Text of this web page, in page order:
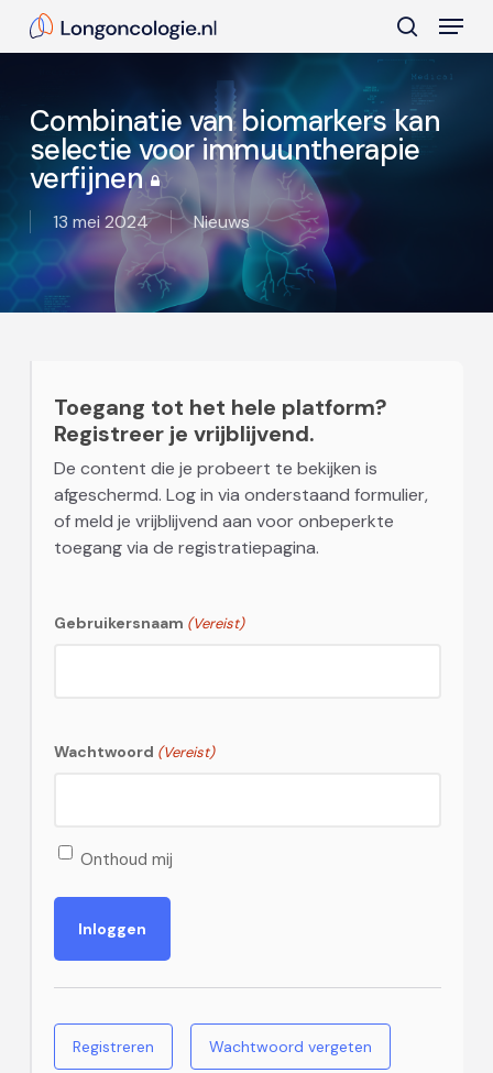
search
Menu
Combinatie van biomarkers kan
selectie voor immuuntherapie
verfijnen
13 mei 2024 Nieuws
Toegang tot het hele platform?
Registreer je vrijblijvend.
De content die je probeert te bekijken is
afgeschermd. Log in via onderstaand formulier,
of meld je vrijblijvend aan voor onbeperkte
toegang via de registratiepagina.
Gebruikersnaam (Vereist)
Wachtwoord (Vereist)
Onthoud mij
Registreren Wachtwoord vergeten